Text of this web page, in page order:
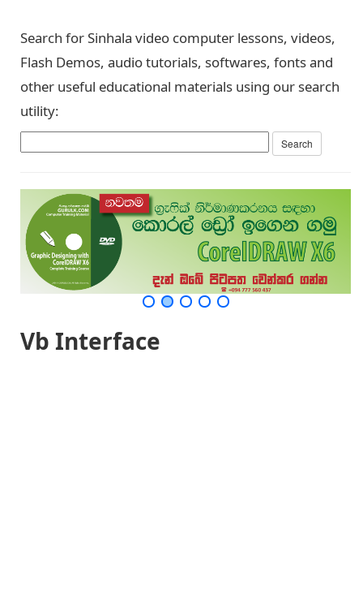
Search for Sinhala video computer lessons, videos,
Flash Demos, audio tutorials, softwares, fonts and
other useful educational materials using our search
utility:
Vb Interface